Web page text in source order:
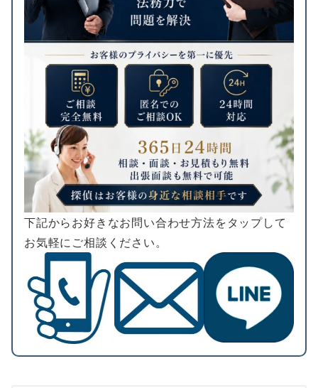
下記からお好きなお問い合わせ方法をタップして
お気軽にご相談ください。